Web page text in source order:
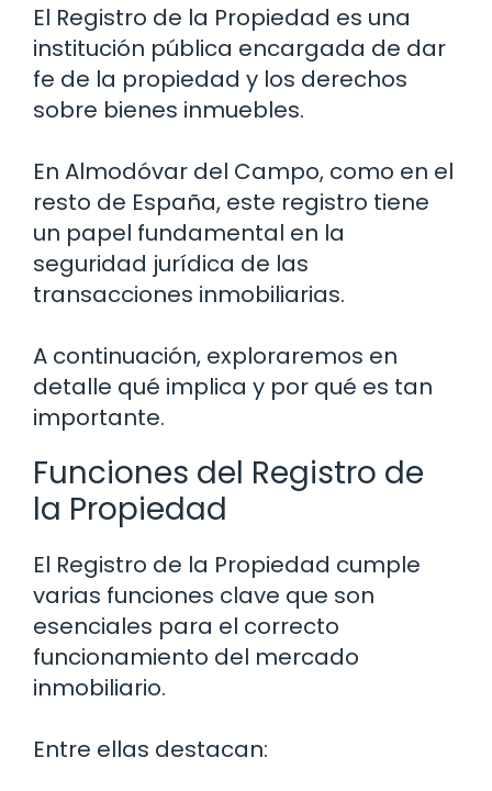
El Registro de la Propiedad es una
institución pública encargada de dar
fe de la propiedad y los derechos
sobre bienes inmuebles.
En Almodóvar del Campo, como en el
resto de España, este registro tiene
un papel fundamental en la
seguridad jurídica de las
transacciones inmobiliarias.
A continuación, exploraremos en
detalle qué implica y por qué es tan
importante.
Funciones del Registro de
la Propiedad
El Registro de la Propiedad cumple
varias funciones clave que son
esenciales para el correcto
funcionamiento del mercado
inmobiliario.
Entre ellas destacan: